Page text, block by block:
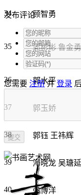
34 顾智勇
35 郭彬彬 鲁金
36 郭水平
37 郭玉娇
38 郭钰 王祎辉
39 海晓龙 吴瑭延
40 韩博洋
发布评论
您需要 注册并登录